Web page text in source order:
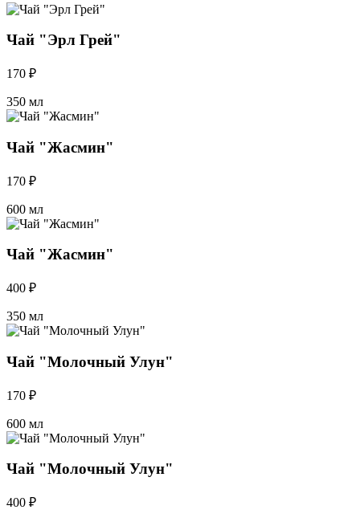
Чай "Эрл Грей"
170 ₽
350 мл
Чай "Жасмин"
170 ₽
600 мл
Чай "Жасмин"
400 ₽
350 мл
Чай "Молочный Улун"
170 ₽
600 мл
Чай "Молочный Улун"
400 ₽